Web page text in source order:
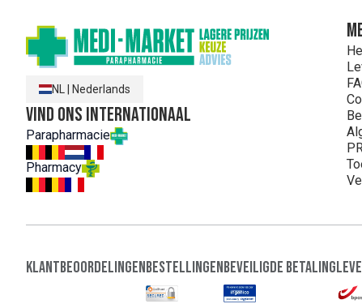
NL Nederlands
Vind ons internationaal
Parapharmacie
Pharmacy
KlantbeoordelingenBestellingenBeveiligde Betaling